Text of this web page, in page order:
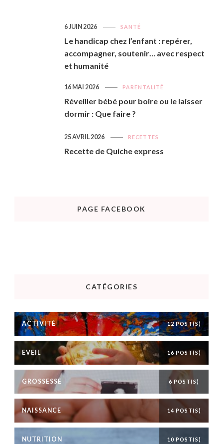
SANTÉ
Le handicap chez l’enfant : repérer,
accompagner, soutenir… avec respect
et humanité
6 JUIN 2026
PARENTALITÉ
Réveiller bébé pour boire ou le laisser
dormir : Que faire ?
16 MAI 2026
RECETTES
Recette de Quiche express
25 AVRIL 2026
PAGE FACEBOOK
CATÉGORIES
ACTIVITÉ 12 POST(S)
EVEIL 16 POST(S)
GROSSESSE 6 POST(S)
NAISSANCE 14 POST(S)
NUTRITION 10 POST(S)